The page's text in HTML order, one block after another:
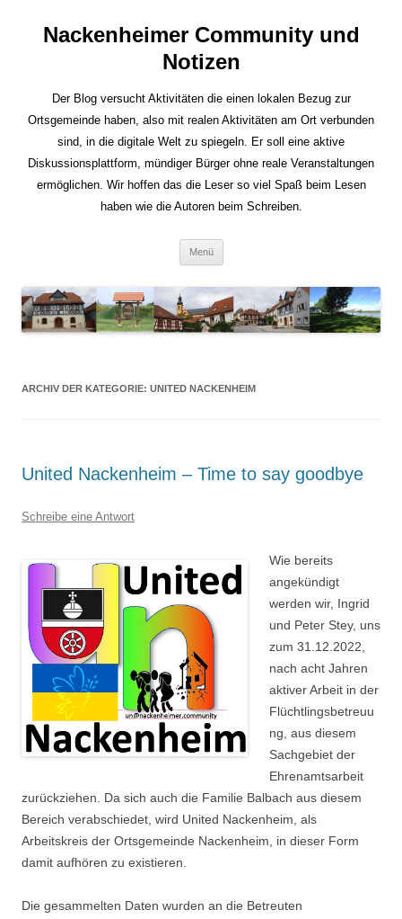
Nackenheimer Community und
Notizen
Der Blog versucht Aktivitäten die einen lokalen Bezug zur
Ortsgemeinde haben, also mit realen Aktivitäten am Ort verbunden
sind, in die digitale Welt zu spiegeln. Er soll eine aktive
Diskussionsplattform, mündiger Bürger ohne reale Veranstaltungen
ermöglichen. Wir hoffen das die Leser so viel Spaß beim Lesen
haben wie die Autoren beim Schreiben.
Menü
ARCHIV DER KATEGORIE: UNITED NACKENHEIM
United Nackenheim – Time to say goodbye
Schreibe eine Antwort
Wie bereits
angekündigt
werden wir, Ingrid
und Peter Stey, uns
zum 31.12.2022,
nach acht Jahren
aktiver Arbeit in der
Flüchtlingsbetreuu
ng, aus diesem
Sachgebiet der
Ehrenamtsarbeit
zurückziehen. Da sich auch die Familie Balbach aus diesem
Bereich verabschiedet, wird United Nackenheim, als
Arbeitskreis der Ortsgemeinde Nackenheim, in dieser Form
damit aufhören zu existieren.
Die gesammelten Daten wurden an die Betreuten